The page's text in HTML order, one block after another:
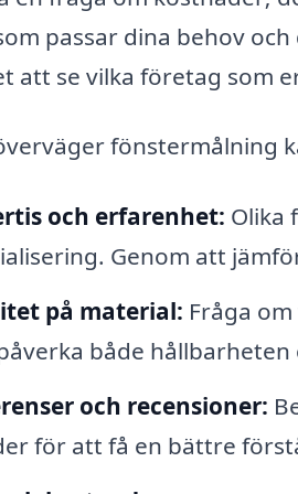
passar dina behov
att se vilka företag som
fönstermålning
och erfarenhet: Olika
Genom att
på material: Fråga
både
och recensioner:
för att få en bättre